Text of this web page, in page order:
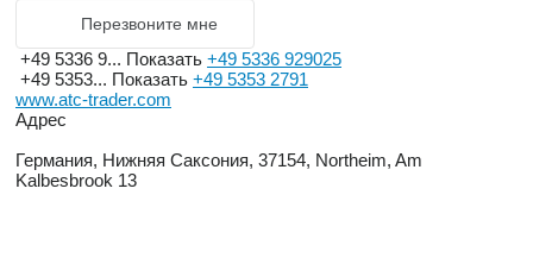
Перезвоните мне
+49 5336 9... Показать +49 5336 929025
+49 5353... Показать +49 5353 2791
www.atc-trader.com
Адрес
Германия, Нижняя Саксония, 37154, Northeim, Am
Kalbesbrook 13